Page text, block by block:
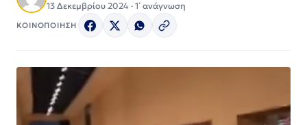
13 Δεκεμβρίου 2024 · 1΄ ανάγνωση
ΚΟΙΝΟΠΟΙΗΣΗ